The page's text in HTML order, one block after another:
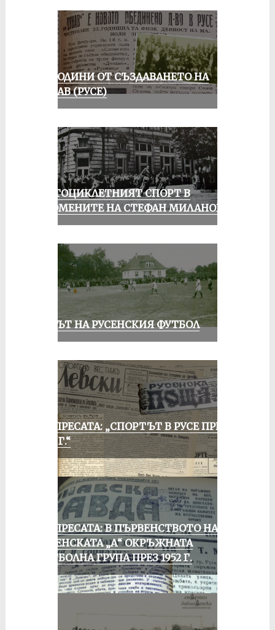
70 ГОДИНИ ОТ СЪЗДАВАНЕТО НА
ДУНАВ (РУСЕ)
МОТОЦИКЛЕТНИЯТ СПОРТ В
СПОМЕНИТЕ НА СТЕФАН МИЛАНОВ
ВЕКЪТ НА РУСЕНСКИЯ ФУТБОЛ
ОТ ПРЕСАТА: „СПОРТЪТ В РУСЕ ПРЕЗ
1935 Г.“
ОТ ПРЕСАТА: В ПЪРВЕНСТВОТО НА
РУСЕНСКАТА „А“ ОКРЪЖНАТА
ФУТБОЛНА ГРУПА ПРЕЗ 1952 Г.